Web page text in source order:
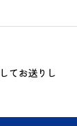
てお送りし